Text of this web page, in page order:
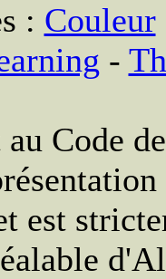
: Couleur
-
Code
est